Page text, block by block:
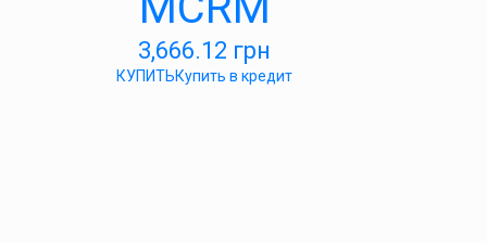
3,666.12 грн
КУПИТЬКупить в кредит